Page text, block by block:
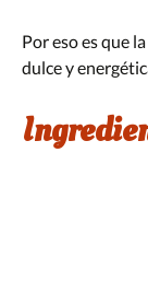
Por eso es que
dulce y